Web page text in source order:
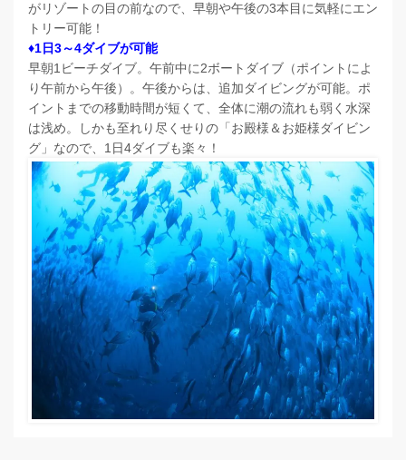
がリゾートの目の前なので、早朝や午後の3本目に気軽にエン
トリー可能！
♦1日3～4ダイブが可能
早朝1ビーチダイブ。午前中に2ボートダイブ（ポイントによ
り午前から午後）。午後からは、追加ダイビングが可能。ポ
イントまでの移動時間が短くて、全体に潮の流れも弱く水深
は浅め。しかも至れり尽くせりの「お殿様＆お姫様ダイビン
グ」なので、1日4ダイブも楽々！